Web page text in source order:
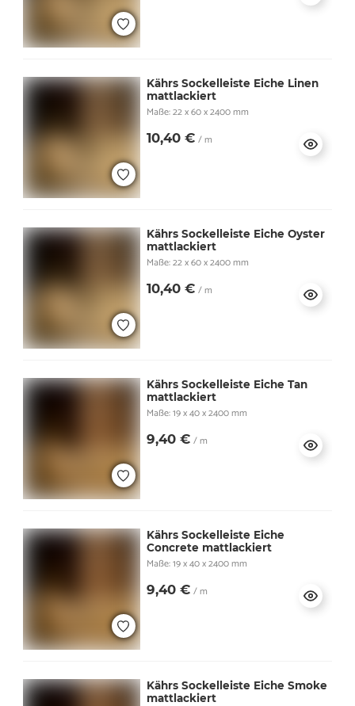
Kährs Sockelleiste Eiche Linen
mattlackiert
Maße: 22 x 60 x 2400 mm
10,40 € / m
Kährs Sockelleiste Eiche Oyster
mattlackiert
Maße: 22 x 60 x 2400 mm
10,40 € / m
Kährs Sockelleiste Eiche Tan
mattlackiert
Maße: 19 x 40 x 2400 mm
9,40 € / m
Kährs Sockelleiste Eiche
Concrete mattlackiert
Maße: 19 x 40 x 2400 mm
9,40 € / m
Kährs Sockelleiste Eiche Smoke
mattlackiert